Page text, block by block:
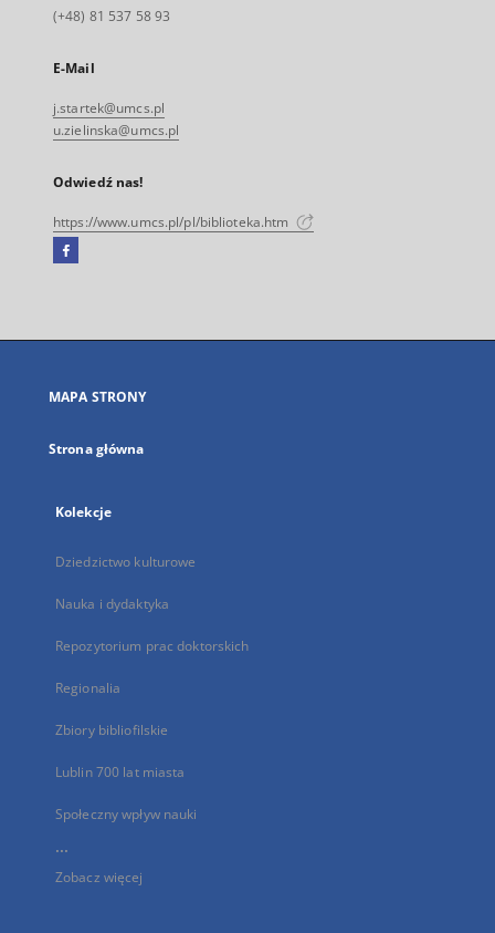
(+48) 81 537 58 93
E-Mail
j.startek@umcs.pl
u.zielinska@umcs.pl
Odwiedź nas!
https://www.umcs.pl/pl/biblioteka.htm
Facebook
się
karcie
MAPA STRONY
Strona główna
Kolekcje
Dziedzictwo kulturowe
Nauka i dydaktyka
Repozytorium prac doktorskich
Regionalia
Zbiory bibliofilskie
Lublin 700 lat miasta
Społeczny wpływ nauki
...
Zobacz więcej